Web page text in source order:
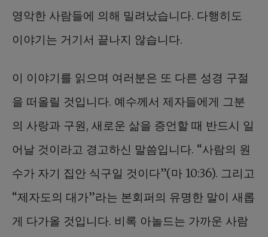
영악한 사람들에 의해 밀려났습니다. 다행히도
이야기는 거기서 끝나지 않습니다.
이 이야기를 읽으며 여러분은 또 다른 성경 구절
을 떠올릴 것입니다. 예수께서 제자들에게 그분
의 사랑과 구원, 새로운 삶을 증언할 때 반드시 일
어날 것이라고 경고하신 말씀입니다. “사람의 원
수가 자기 집안 식구일 것이다”(마 10:36). 그리고
“제자도의 대가”라는 본회퍼의 유명한 말이 새롭
게 다가올 것입니다. 비록 아놀드는 가까운 사람